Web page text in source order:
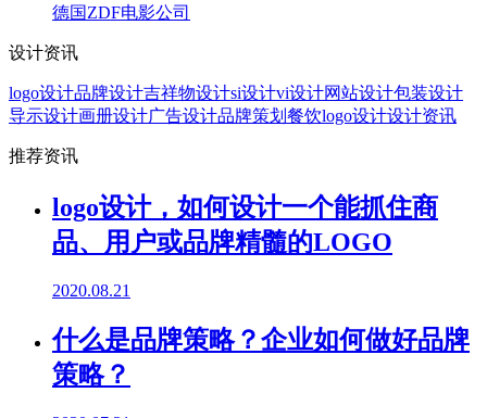
德国ZDF电影公司
设计资讯
logo设计品牌设计吉祥物设计si设计vi设计网站设计包装设计
导示设计画册设计广告设计品牌策划 餐饮logo设计设计资讯
推荐资讯
logo设计，如何设计一个能抓住商
品、用户或品牌精髓的LOGO
2020.08.21
什么是品牌策略？企业如何做好品牌
策略？